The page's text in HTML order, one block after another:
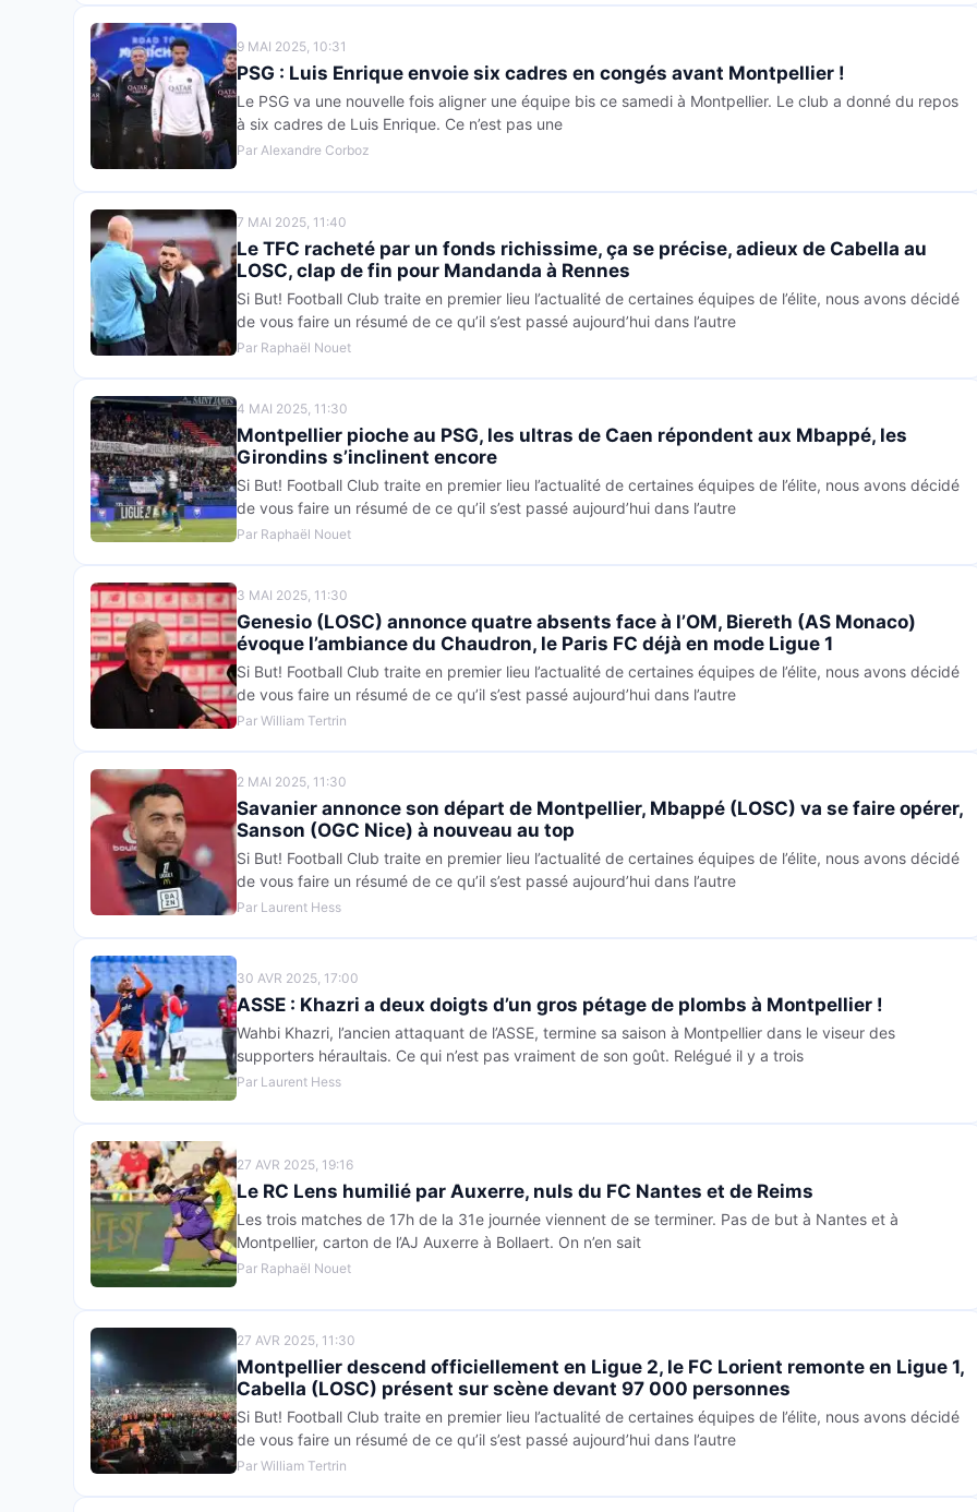
9 MAI 2025, 10:31
PSG : Luis Enrique envoie six cadres en congés avant Montpellier !
Le PSG va une nouvelle fois aligner une équipe bis ce samedi à Montpellier. Le club a donné du repos
à six cadres de Luis Enrique. Ce n’est pas une
Par Alexandre Corboz
7 MAI 2025, 11:40
Le TFC racheté par un fonds richissime, ça se précise, adieux de Cabella au
LOSC, clap de fin pour Mandanda à Rennes
Si But! Football Club traite en premier lieu l’actualité de certaines équipes de l’élite, nous avons décidé
de vous faire un résumé de ce qu’il s’est passé aujourd’hui dans l’autre
Par Raphaël Nouet
4 MAI 2025, 11:30
Montpellier pioche au PSG, les ultras de Caen répondent aux Mbappé, les
Girondins s’inclinent encore
Si But! Football Club traite en premier lieu l’actualité de certaines équipes de l’élite, nous avons décidé
de vous faire un résumé de ce qu’il s’est passé aujourd’hui dans l’autre
Par Raphaël Nouet
3 MAI 2025, 11:30
Genesio (LOSC) annonce quatre absents face à l’OM, Biereth (AS Monaco)
évoque l’ambiance du Chaudron, le Paris FC déjà en mode Ligue 1
Si But! Football Club traite en premier lieu l’actualité de certaines équipes de l’élite, nous avons décidé
de vous faire un résumé de ce qu’il s’est passé aujourd’hui dans l’autre
Par William Tertrin
2 MAI 2025, 11:30
Savanier annonce son départ de Montpellier, Mbappé (LOSC) va se faire opérer,
Sanson (OGC Nice) à nouveau au top
Si But! Football Club traite en premier lieu l’actualité de certaines équipes de l’élite, nous avons décidé
de vous faire un résumé de ce qu’il s’est passé aujourd’hui dans l’autre
Par Laurent Hess
30 AVR 2025, 17:00
ASSE : Khazri a deux doigts d’un gros pétage de plombs à Montpellier !
Wahbi Khazri, l’ancien attaquant de l’ASSE, termine sa saison à Montpellier dans le viseur des
supporters héraultais. Ce qui n’est pas vraiment de son goût. Relégué il y a trois
Par Laurent Hess
27 AVR 2025, 19:16
Le RC Lens humilié par Auxerre, nuls du FC Nantes et de Reims
Les trois matches de 17h de la 31e journée viennent de se terminer. Pas de but à Nantes et à
Montpellier, carton de l’AJ Auxerre à Bollaert. On n’en sait
Par Raphaël Nouet
27 AVR 2025, 11:30
Montpellier descend officiellement en Ligue 2, le FC Lorient remonte en Ligue 1,
Cabella (LOSC) présent sur scène devant 97 000 personnes
Si But! Football Club traite en premier lieu l’actualité de certaines équipes de l’élite, nous avons décidé
de vous faire un résumé de ce qu’il s’est passé aujourd’hui dans l’autre
Par William Tertrin